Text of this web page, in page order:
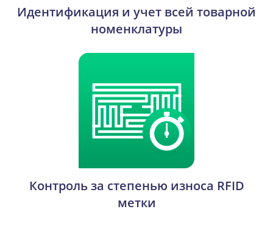
Идентификация и учет всей товарной
номенклатуры
Контроль за степенью износа RFID
метки